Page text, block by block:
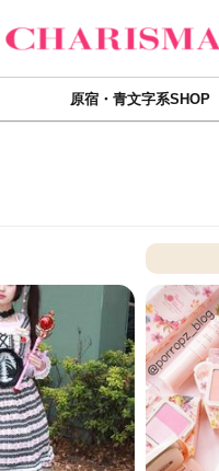
原宿・青文字系SHOP